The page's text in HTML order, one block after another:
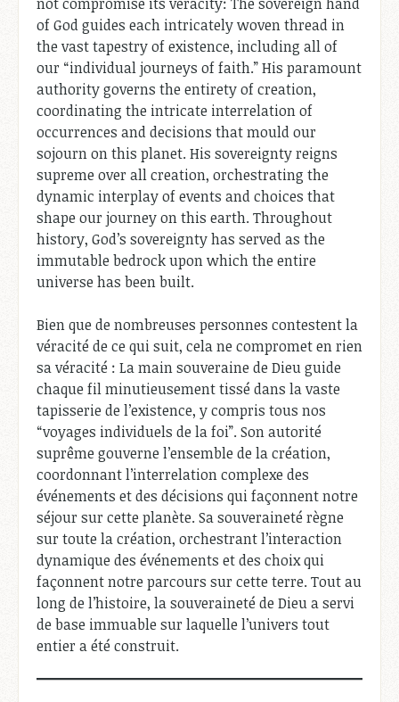
of God guides each intricately woven thread in
the vast tapestry of existence, including all of
our “individual journeys of faith.” His paramount
authority governs the entirety of creation,
coordinating the intricate interrelation of
occurrences and decisions that mould our
sojourn on this planet. His sovereignty reigns
supreme over all creation, orchestrating the
dynamic interplay of events and choices that
shape our journey on this earth. Throughout
history, God’s sovereignty has served as the
immutable bedrock upon which the entire
universe has been built.
Bien que de nombreuses personnes contestent la
véracité de ce qui suit, cela ne compromet en rien
sa véracité : La main souveraine de Dieu guide
chaque fil minutieusement tissé dans la vaste
tapisserie de l’existence, y compris tous nos
“voyages individuels de la foi”. Son autorité
suprême gouverne l’ensemble de la création,
coordonnant l’interrelation complexe des
événements et des décisions qui façonnent notre
séjour sur cette planète. Sa souveraineté règne
sur toute la création, orchestrant l’interaction
dynamique des événements et des choix qui
façonnent notre parcours sur cette terre. Tout au
long de l’histoire, la souveraineté de Dieu a servi
de base immuable sur laquelle l’univers tout
entier a été construit.